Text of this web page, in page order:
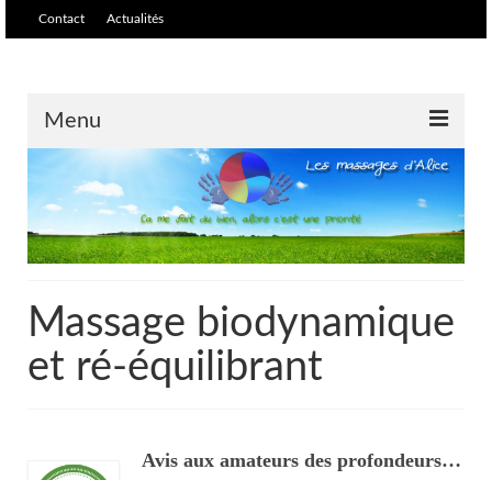
Contact Actualités
Menu
Accueil
Massages /soins
harmonisant
Tarifs
Massage biodynamique et ré-
Massage thaïlandais
Massage biodynamique
et ré-équilibrant
Avis aux amateurs des profondeurs…